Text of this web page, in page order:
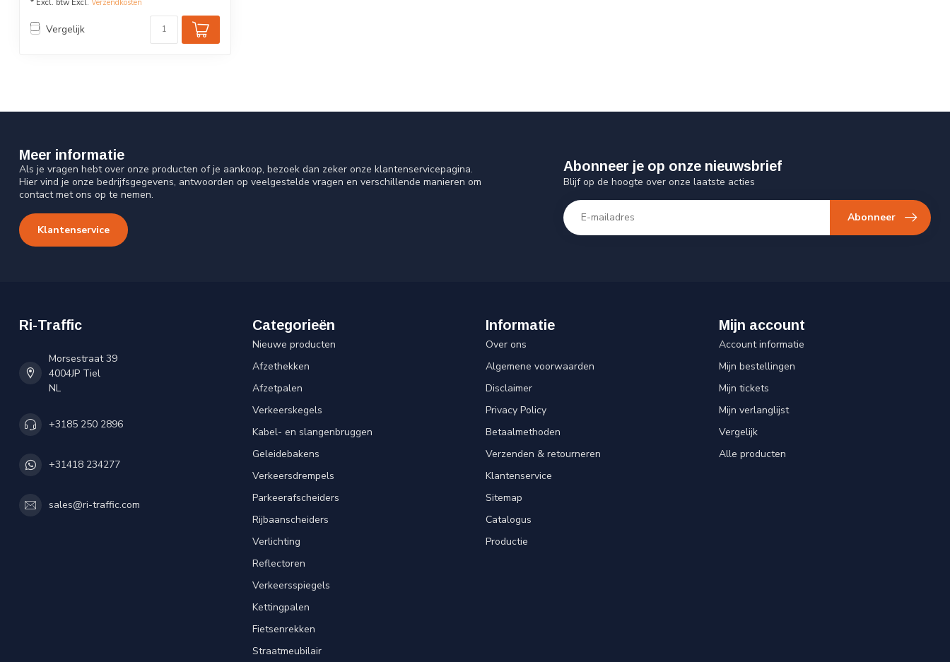
* Excl. btw Excl. Verzendkosten
Vergelijk
Meer informatie
Als je vragen hebt over onze producten of je aankoop, bezoek dan zeker onze klantenservicepagina.
Hier vind je onze bedrijfsgegevens, antwoorden op veelgestelde vragen en verschillende manieren om
contact met ons op te nemen.
Klantenservice
Abonneer je op onze nieuwsbrief
Blijf op de hoogte over onze laatste acties
Abonneer
Ri-Traffic
Morsestraat 39
4004JP Tiel
NL
+3185 250 2896
+31418 234277
sales@ri-traffic.com
Categorieën
Nieuwe producten
Afzethekken
Afzetpalen
Verkeerskegels
Kabel- en slangenbruggen
Geleidebakens
Verkeersdrempels
Parkeerafscheiders
Rijbaanscheiders
Verlichting
Reflectoren
Verkeersspiegels
Kettingpalen
Fietsenrekken
Straatmeubilair
Informatie
Over ons
Algemene voorwaarden
Disclaimer
Privacy Policy
Betaalmethoden
Verzenden & retourneren
Klantenservice
Sitemap
Catalogus
Productie
Mijn account
Account informatie
Mijn bestellingen
Mijn tickets
Mijn verlanglijst
Vergelijk
Alle producten